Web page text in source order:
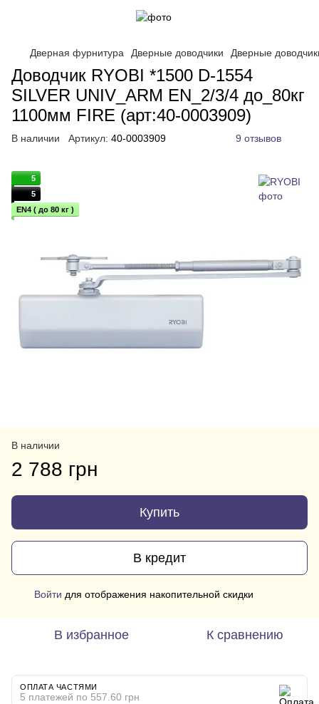
Дверная фурнитура Дверные доводчики Дверные
Доводчик RYOBI *1500 D-1554
SILVER UNIV_ARM EN_2/3/4 до_80кг
1100мм FIRE (арт:40-0003909)
В наличии Артикул: 40-0003909 9 отзывов
5
5
EN4 ( до 80 кг )
В наличии
2 788 грн
Купить
В кредит
Войти для отображения накопительной скидки
В избранное К сравнению
ОПЛАТА ЧАСТЯМИ
5 платежей по 557.60 грн